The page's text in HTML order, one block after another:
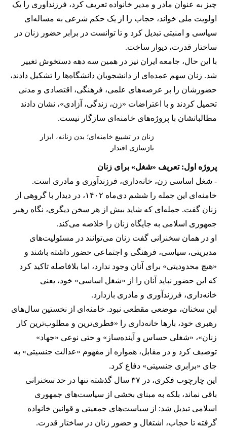
چیز به عنوان مادر و مدیر خانواده تعریف کرد، فرزندآوری را یک
اولویت ملی خواند، حجاب را از یک حکم شرعی به مساله‌ای
سیاسی و امنیتی تبدیل کرد و تا توانست در برابر حضور زنان در
ساختار قدرت، دیوار ساخت.
با این حال، جامعه ایران نیز در همین سه دهه دستخوش تغییر
شد. زنان سهم عمده‌ای از دانشجویان دانشگاه‌ها را تشکیل دادند،
حضورشان را بر عرصه‌های علمی، فرهنگی، اقتصادی و مدنی
تحمیل کردند و با اعتراضات «زن، زندگی، آزادی»، نشان دادند
مطالباتشان با پروژه‌های خامنه‌ای سازگار نیست.
زنان در تشییع خامنه‌ای؛ بدن زنانه، ابزار
بازسازی اقتدار
پروژه اول: تعریف «شغل» برای زنان
- شغل اساسی زن، خانه‌داری، فرزندآوری و مادری است.
خامنه‌ای این جمله را ششم دی‌ماه ۱۴۰۲، در دیدار با گروهی از
زنان گفت. جمله‌ای که شاید بیش از هر سخن دیگری، نگاه رهبر
جمهوری اسلامی به جایگاه زنان را خلاصه می‌کند.
او در همان سخنرانی گفت زنان می‌توانند در مسئولیت‌های
مدیریتی، سیاسی، فرهنگی و اجتماعی حضور داشته باشند و
«هیچ محدودیتی» برای آنان وجود ندارد، اما بلافاصله تاکید کرد
که این حضور نباید آنان را از «شغل اساسی» خود، یعنی
خانه‌داری، فرزندآوری و مادری بازدارد.
این سخنان، موضعی مقطعی نبود. خامنه‌ای از نخستین سال‌های
رهبری خود، بارها خانه‌داری را «فطری‌ترین و مطلوب‌ترین کار
زنان»، «شغلی حساس و آینده‌ساز» و حتی نوعی «جهاد»
توصیف کرد و در مقابل، همواره از مفهوم «عدالت جنسیتی» به
جای «برابری جنسیتی» دفاع کرد.
این چارچوب فکری، در ۳۷ سال گذشته تنها در حد سخنرانی
باقی نماند، بلکه به مبنای بخشی از سیاست‌های جمهوری
اسلامی تبدیل شد: از سیاست‌های جمعیتی و قوانین خانواده
گرفته تا حجاب، اشتغال و حضور زنان در ساختار قدرت.